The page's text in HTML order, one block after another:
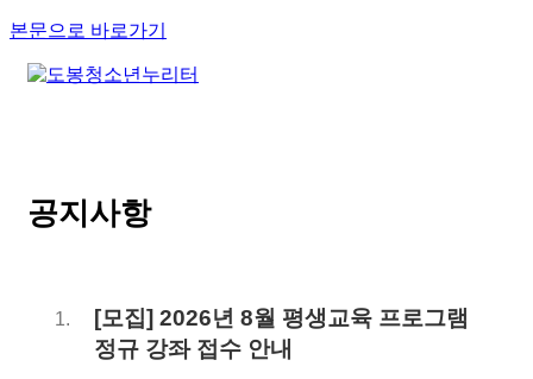
본문으로 바로가기
공지사항
[모집] 2026년 8월 평생교육 프로그램
정규 강좌 접수 안내